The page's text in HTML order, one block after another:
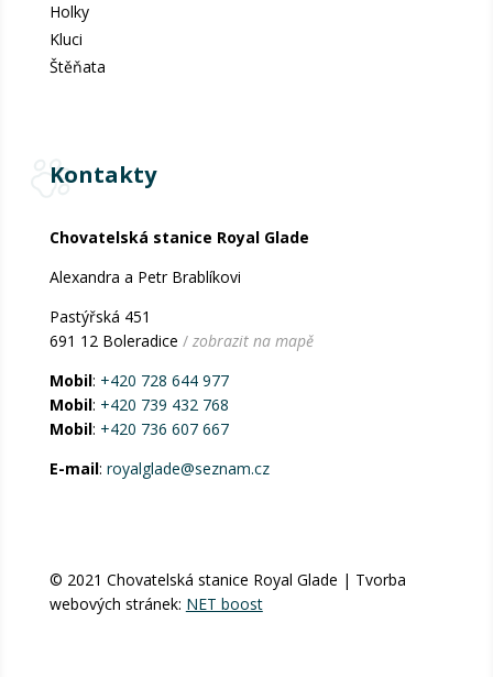
Holky
Kluci
Štěňata
Kontakty
Chovatelská stanice Royal Glade
Alexandra a Petr Brablíkovi
Pastýřská 451
691 12 Boleradice / zobrazit na mapě
Mobil: +420 728 644 977
Mobil: +420 739 432 768
Mobil: +420 736 607 667
E-mail: royalglade@seznam.cz
© 2021 Chovatelská stanice Royal Glade | Tvorba
webových stránek: NET boost